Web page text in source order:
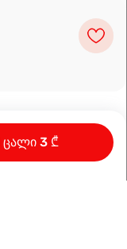
ცალი 3 ₾